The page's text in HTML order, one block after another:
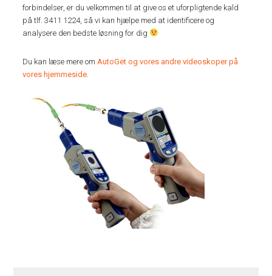
forbindelser, er du velkommen til at give os et uforpligtende kald
på tlf. 3411 1224, så vi kan hjælpe med at identificere og
analysere den bedste løsning for dig
Du kan læse mere omAutoGet og vores andre videoskoper på
vores hjemmeside.